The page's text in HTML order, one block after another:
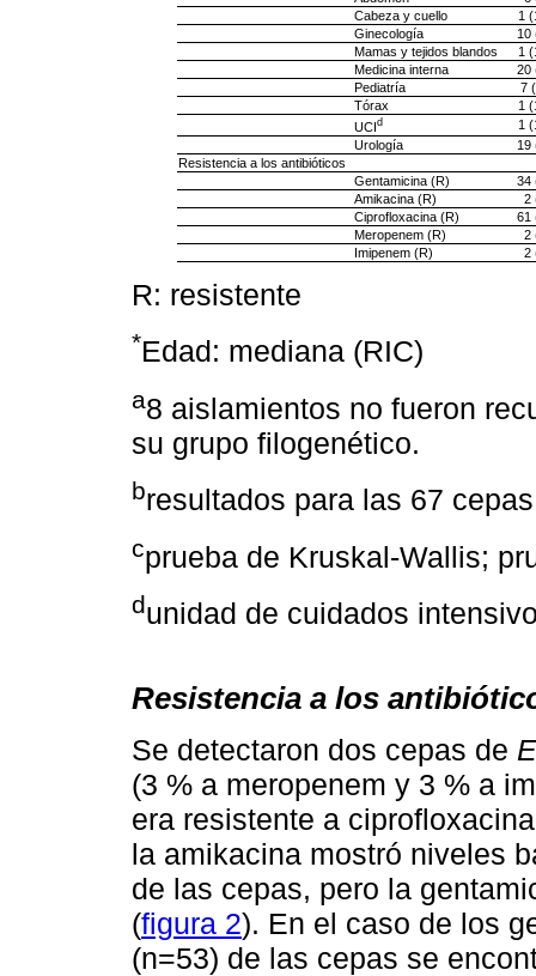
Cabeza y cuello
1
Ginecología
10
Mamas y tejidos blandos
1
Medicina interna
20
Pediatría
7
Tórax
1
UCId
1
Urología
19
Resistencia a los antibióticos
Gentamicina (R)
34
Amikacina (R)
2
Ciprofloxacina (R)
61
Meropenem (R)
2
Imipenem (R)
2
R: resistente
*Edad: mediana (RIC)
a8 aislamientos no fueron
su grupo filogenético.
bresultados para las 67 cepas
cprueba de Kruskal-Wallis;
dunidad de cuidados
Resistencia a los
Se detectaron dos cepas de
(3 % a meropenem y 3 % a
era resistente a
la amikacina mostró niveles
de las cepas, pero la
(figura 2). En el caso de los
(n=53) de las cepas se